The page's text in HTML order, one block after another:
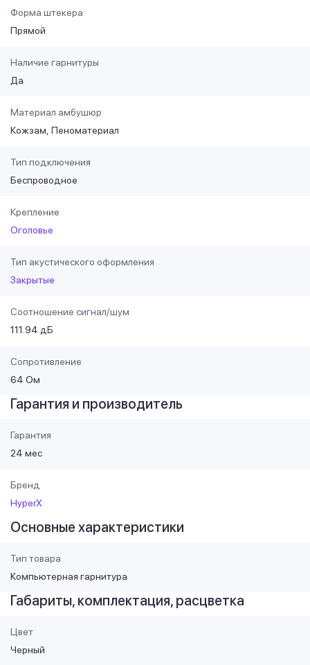
Форма штекера
Прямой
Наличие гарнитуры
Да
Материал амбушюр
Кожзам Пеноматериал
Тип подключения
Беспроводное
Крепление
Оголовье
Тип акустического оформления
Закрытые
Соотношение сигнал/шум
111.94 дБ
Сопротивление
64 Ом
Гарантия и производитель
Гарантия
24 мес
Бренд
HyperX
Основные характеристики
Тип товара
Компьютерная гарнитура
Габариты, комплектация, расцветка
Цвет
Черный